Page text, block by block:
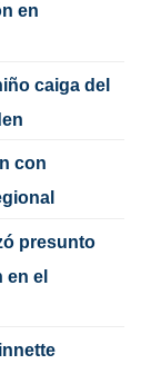
en
caiga del
con
presunto
el